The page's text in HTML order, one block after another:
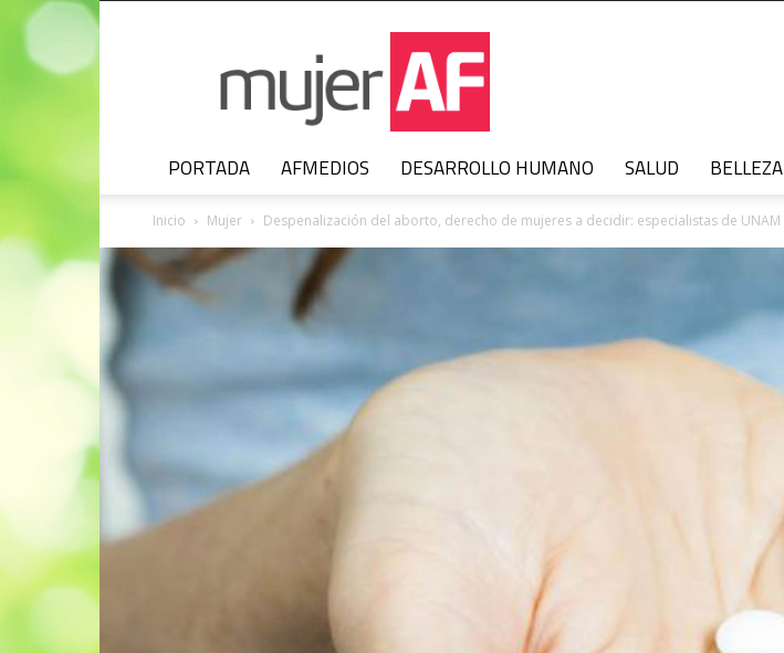
PORTADA AFMEDIOS DESARROLLO HUMANO SALUD BELLEZA
Inicio Mujer Despenalización del aborto, derecho de mujeres a decidir: especialistas de UNAM